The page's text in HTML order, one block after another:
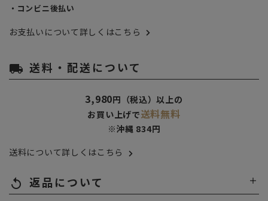
・コンビニ後払い
お支払いについて詳しくはこちら
local_shipping 送料・配送について
3,980円（税込）以上の
お買い上げで送料無料
※沖縄 834円
送料について詳しくはこちら
replay 返品について